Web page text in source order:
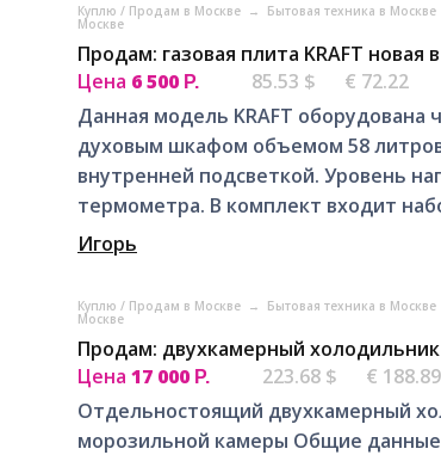
Куплю / Продам в Москве → Бытовая техника в Москве
Москве
Продам: газовая плита KRAFT новая
Цена 6 500 Р. 85.53 $
€ 72.22
Данная модель KRAFT
духовым шкафом объемом 58
внутренней подсветкой. Уровень
термометра. В комплект входит
Игорь
Куплю / Продам в Москве → Бытовая техника в Москве
Москве
Продам: двухкамерный холодильник
Цена 17 000 Р. 223.68 $
€ 188.89
Отдельностоящий двухкамерный
морозильной камеры Общие